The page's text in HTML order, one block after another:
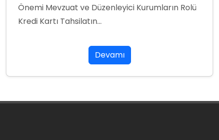
Önemi Mevzuat ve Düzenleyici Kurumların Rolü
Kredi Kartı Tahsilatın...
Devamı